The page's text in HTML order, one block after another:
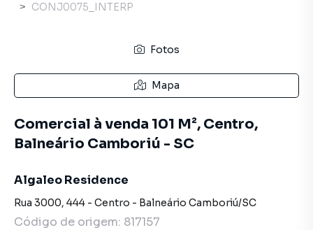
CONJ0075_INTERP
Fotos
Mapa
Comercial à venda 101 M², Centro,
Balneário Camboriú - SC
Algaleo Residence
Rua 3000, 444 - Centro - Balneário Camboriú/SC
Código de origem: 817157